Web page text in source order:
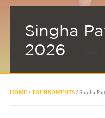
Singha
2026
HOME / TOURNAMENTS / Singha